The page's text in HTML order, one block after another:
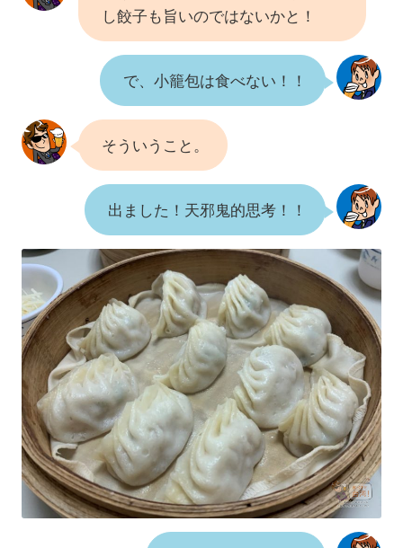
し餃子も旨いのではないかと！
で、小籠包は食べない！！
そういうこと。
出ました！天邪鬼的思考！！